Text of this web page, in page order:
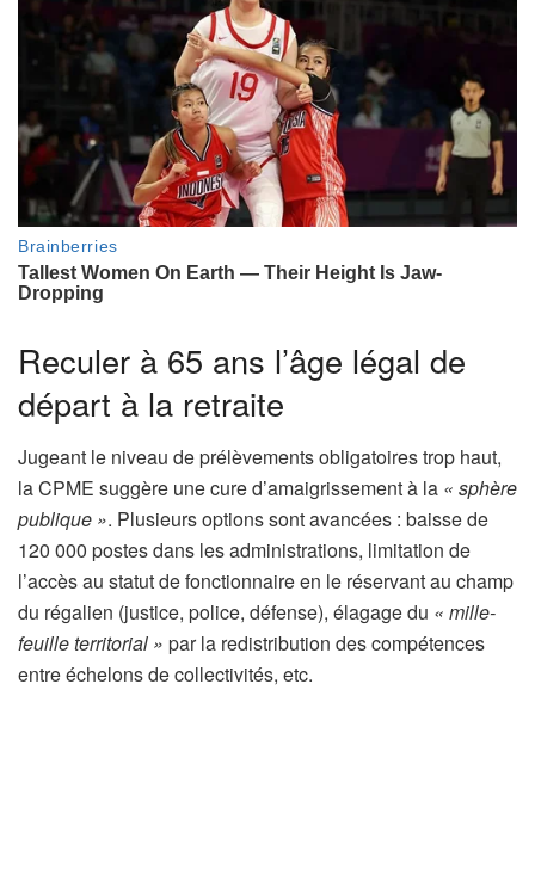
e
Reculer à 65 ans l’âge légal de
départ à la retraite
Jugeant le niveau de prélèvements obligatoires trop haut,
la CPME suggère une cure d’amaigrissement à la « sphère
publique ». Plusieurs options sont avancées : baisse de
120 000 postes dans les administrations, limitation de
l’accès au statut de fonctionnaire en le réservant au champ
du régalien (justice, police, défense), élagage du « mille-
feuille territorial » par la redistribution des compétences
entre échelons de collectivités, etc.